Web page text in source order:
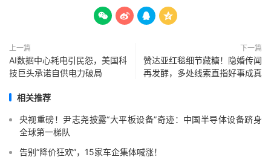
   
上一篇
AI数据中心耗电引民怨，美国科
技巨头承诺自供电力破局
下一篇
赞达亚红毯细节藏糖！隐婚传闻
再发酵，多处线索直指好事成真
相关推荐
央视重磅！尹志尧披露“大平板设备”奇迹：中国半导体设备跻身
全球第一梯队
告别“降价狂欢”，15家车企集体喊涨！